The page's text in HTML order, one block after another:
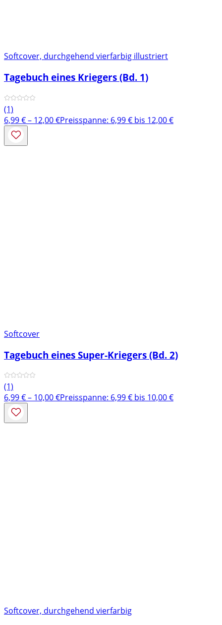
Softcover, durchgehend vierfarbig illustriert
Tagebuch eines Kriegers (Bd. 1)
(1)
6,99€– 12,00€Preisspanne: 6,99 € bis 12,00 €
Softcover
Tagebuch eines Super-Kriegers (Bd. 2)
(1)
6,99€– 10,00€Preisspanne: 6,99 € bis 10,00 €
Softcover, durchgehend vierfarbig